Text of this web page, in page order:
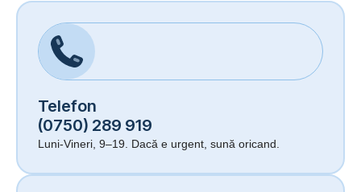
Telefon
(0750) 289 919
Luni-Vineri, 9–19. Dacă e urgent, sună oricand.